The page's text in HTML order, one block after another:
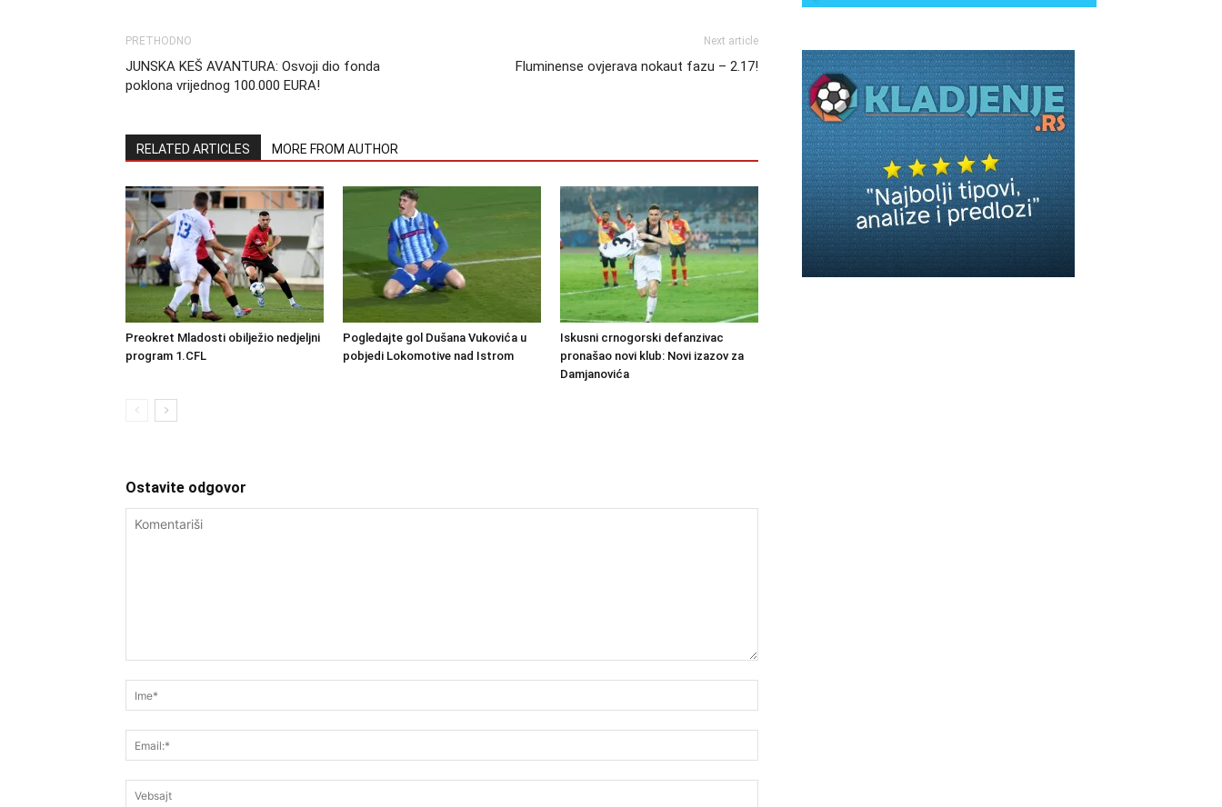
PRETHODNO
JUNSKA KEŠ AVANTURA: Osvoji dio fonda
poklona vrijednog 100.000 EURA!
Next article
Fluminense ovjerava nokaut fazu – 2.17!
RELATED ARTICLES MORE FROM AUTHOR
Preokret Mladosti obilježio nedjeljni
program 1.CFL
Pogledajte gol Dušana Vukovića u
pobjedi Lokomotive nad Istrom
Iskusni crnogorski defanzivac
pronašao novi klub: Novi izazov za
Damjanovića
Ostavite odgovor